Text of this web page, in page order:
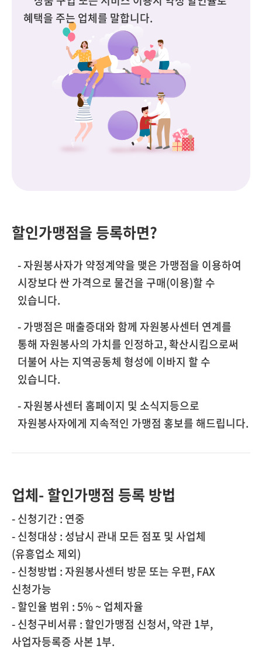
혜택을 주는 업체를 말합니다.
할인가맹점을 등록하면?
- 자원봉사자가 약정계약을 맺은 가맹점을 이용하여
시장보다 싼 가격으로 물건을 구매(이용)할 수
있습니다.
- 가맹점은 매출증대와 함께 자원봉사센터 연계를
통해 자원봉사의 가치를 인정하고, 확산시킴으로써
더불어 사는 지역공동체 형성에 이바지 할 수
있습니다.
- 자원봉사센터 홈페이지 및 소식지등으로
자원봉사자에게 지속적인 가맹점 홍보를 해드립니다.
업체- 할인가맹점 등록 방법
- 신청기간 : 연중
- 신청대상 : 성남시 관내 모든 점포 및 사업체
(유흥업소 제외)
- 신청방법 : 자원봉사센터 방문 또는 우편, FAX
신청가능
- 할인율 범위 : 5% ~ 업체자율
- 신청구비서류 : 할인가맹점 신청서, 약관 1부,
사업자등록증 사본 1부.